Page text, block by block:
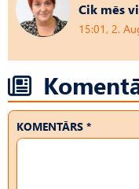
Cik mēs
15:01, 2.
KOMENTĀRS *